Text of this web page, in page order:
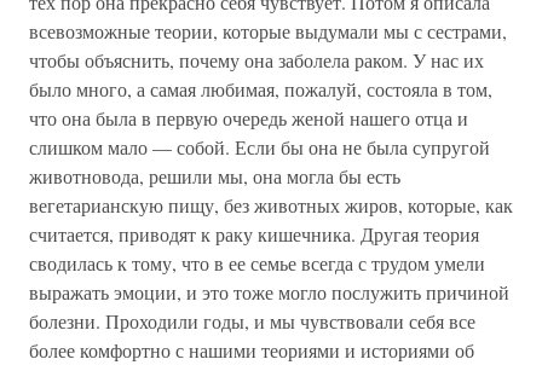
всевозможные теории, которые выдумали мы с сестрами,
чтобы объяснить, почему она заболела раком. У нас их
было много, а самая любимая, пожалуй, состояла в том,
что она была в первую очередь женой нашего отца и
слишком мало — собой. Если бы она не была супругой
животновода, решили мы, она могла бы есть
вегетарианскую пищу, без животных жиров, которые, как
считается, приводят к раку кишечника. Другая теория
сводилась к тому, что в ее семье всегда с трудом умели
выражать эмоции, и это тоже могло послужить причиной
болезни. Проходили годы, и мы чувствовали себя все
более комфортно с нашими теориями и историями об